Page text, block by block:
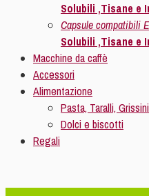
Solubili ,Tisane e
Capsule compatibili
Solubili ,Tisane e
Macchine da caffè
Accessori
Alimentazione
Pasta, Taralli, Grissini
Dolci e biscotti
Regali